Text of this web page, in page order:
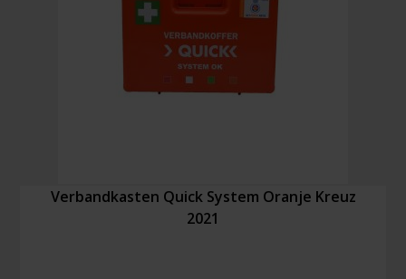
Verbandkasten Quick System Oranje Kreuz
2021